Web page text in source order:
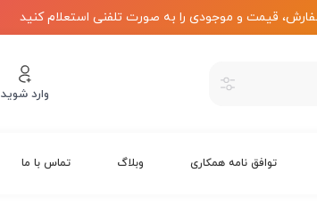
قیمت و موجودی را به صورت تلفنی استعلام کنید
وارد شوید
توافق نامه همکاری وبلاگ تماس با ما